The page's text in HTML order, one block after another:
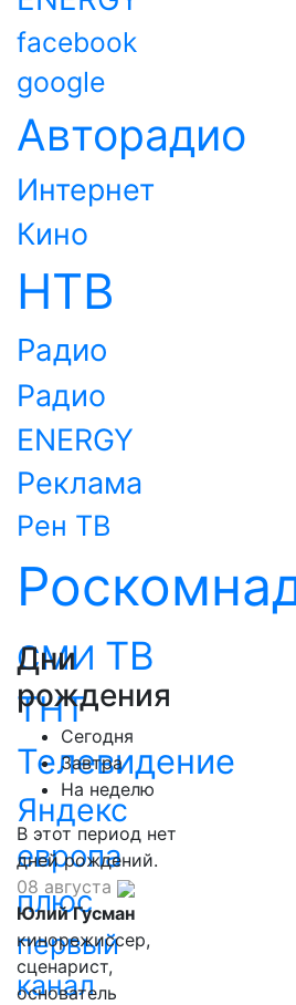
facebook
google
Авторадио
Интернет
Кино
НТВ
Радио
Радио
ENERGY
Реклама
Рен ТВ
СМИ ТВ
ТНТ
Телевидение
Яндекс
европа
плюс
первый
канал
Дни
рождения
Сегодня
Завтра
На неделю
В этот период нет
дней рождений.
08 августа
Юлий Гусман
кинорежиссер,
сценарист,
основатель